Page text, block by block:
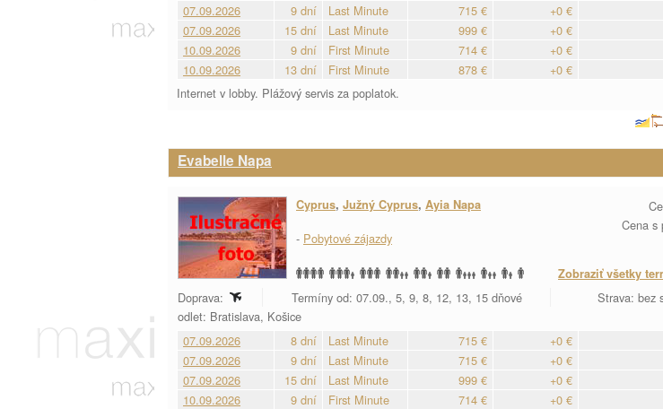
07.09.2026
9 dní Last Minute 715 € +0 €
07.09.2026
15 dní Last Minute 999 € +0 €
10.09.2026
9 dní First Minute 714 € +0 €
10.09.2026
13 dní First Minute 878 € +0 €
Internet v lobby. Plážový servis za poplatok.
Evabelle Napa
Cena s
Cyprus, Južný Cyprus, Ayia Napa
- Pobytové zájazdy
Zobraziť všetky
Doprava: Termíny od: 07.09., 5, 9, 8, 12, 13, 15 dňové
Strava: bez
odlet: Bratislava, Košice
07.09.2026
8 dní Last Minute 715 € +0 €
07.09.2026
9 dní Last Minute 715 € +0 €
07.09.2026
15 dní Last Minute 999 € +0 €
10.09.2026
9 dní First Minute 714 € +0 €